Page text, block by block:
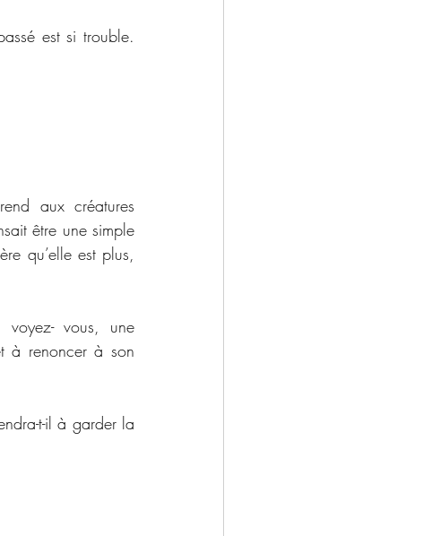
est si trouble.
aux créatures
être une simple
qu’elle est plus,
vous, une
à renoncer à son
t-il à garder la